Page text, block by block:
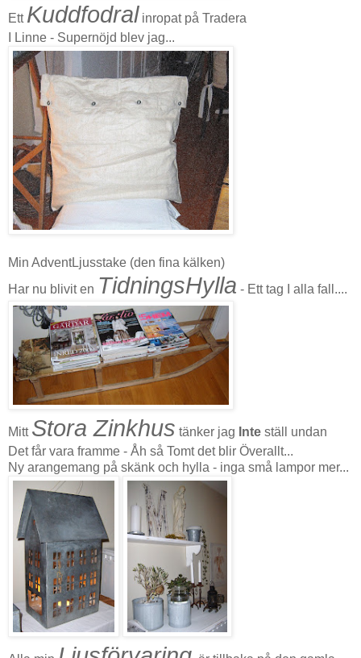
Ett Kuddfodral inropat på Tradera
I Linne - Supernöjd blev jag...
Min AdventLjusstake (den fina kälken)
Har nu blivit en TidningsHylla - Ett tag I alla fall....
Mitt Stora Zinkhus tänker jag Inte ställ undan
Det får vara framme - Åh så Tomt det blir Överallt...
Ny arangemang på skänk och hylla - inga små lampor mer...